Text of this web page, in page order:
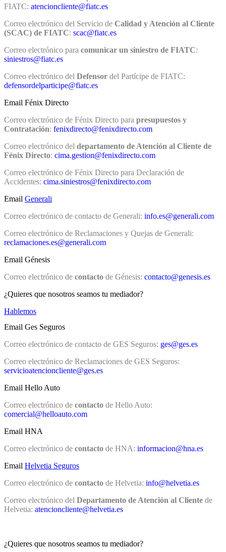
FIATC: atencioncliente@fiatc.es
Correo electrónico del Servicio de Calidad y Atención al Cliente
(SCAC) de FIATC: scac@fiatc.es
Correo electrónico para comunicar un siniestro de FIATC:
siniestros@fiatc.es
Correo electrónico del Defensor del Partícipe de FIATC:
defensordelparticipe@fiatc.es
Email Fénix Directo
Correo electrónico de Fénix Directo para presupuestos y
Contratación: fenixdirecto@fenixdirecto.com
Correo electrónico del departamento de Atención al Cliente de
Fénix Directo: cima.gestion@fenixdirecto.com
Correo electrónico de Fénix Directo para Declaración de
Accidentes: cima.siniestros@fenixdirecto.com
Email Generali
Correo electrónico de contacto de Generali: info.es@generali.com
Correo electrónico de Reclamaciones y Quejas de Generali:
reclamaciones.es@generali.com
Email Génesis
Correo electrónico de contacto de Génesis: contacto@genesis.es
¿Quieres que nosotros seamos tu mediador?
Hablemos
Email Ges Seguros
Correo electrónico de contacto de GES Seguros: ges@ges.es
Correo electrónico de Reclamaciones de GES Seguros:
servicioatencioncliente@ges.es
Email Hello Auto
Correo electrónico de contacto de Hello Auto:
comercial@helloauto.com
Email HNA
Correo electrónico de contacto de HNA: informacion@hna.es
Email Helvetia Seguros
Correo electrónico de contacto de Helvetia: info@helvetia.es
Correo electrónico del Departamento de Atención al Cliente de
Helvetia: atencioncliente@helvetia.es
¿Quieres que nosotros seamos tu mediador?